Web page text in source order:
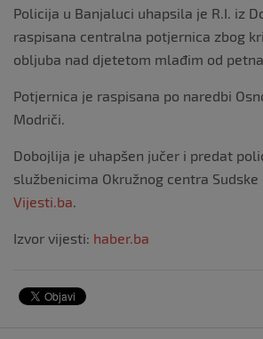
Policija u Banjaluci uhapsila je R.I. iz
raspisana centralna potjernica zbog
obljuba nad djetetom mlađim od
Potjernica je raspisana po naredbi
Modriči.
Dobojlija je uhapšen jučer i predat
službenicima Okružnog centra
Vijesti.ba
Izvor vijesti: haber.ba